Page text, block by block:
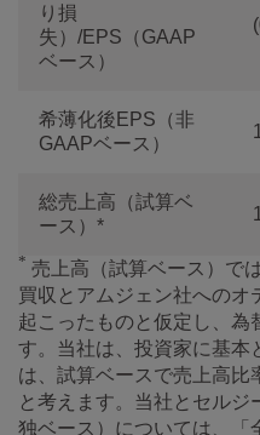
り損
失）/EPS（GAAP
ベース）
希薄化後EPS（非
GAAPベース）
総売上高（試算ベ
ース）*
* 売上高（試算ベース）で
買収とアムジェン社へのオ
起こったものと仮定し、為
す。当社は、投資家に基本
は、試算ベースで売上高比
と考えます。当社とセル
独ベース）については、「